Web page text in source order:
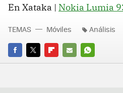
En Xataka | Nokia Lumia
FACEBOOK
TWITTERFLIPBOARD
E-
WHATSAPP
TEMAS Móviles Análisis